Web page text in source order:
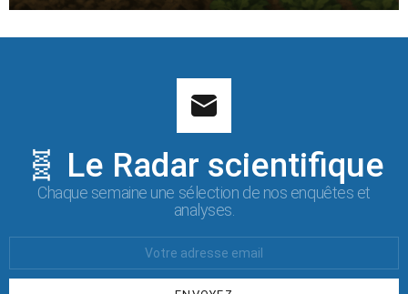
🧬 Le Radar scientifique
Chaque semaine une sélection de nos enquêtes et
analyses.
: